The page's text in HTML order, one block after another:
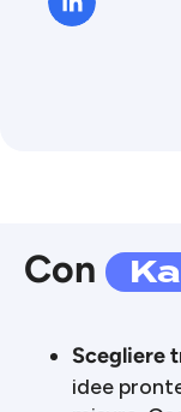
Con
Scegliere
idee